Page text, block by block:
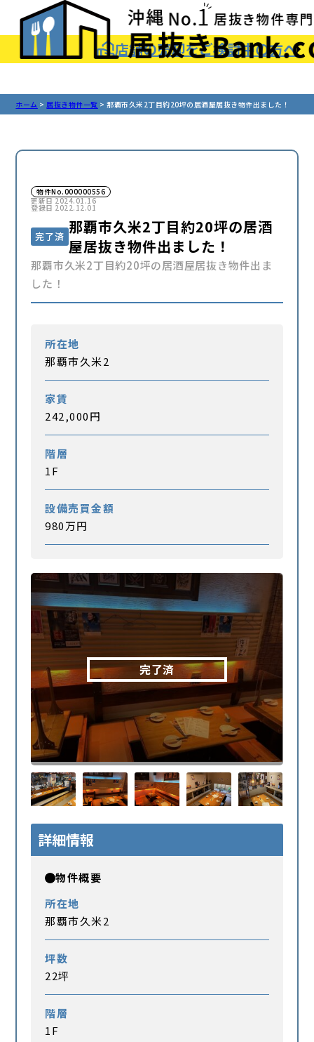
店舗の売却をご検討中の方へ
array(2) { ["p"]=> string(3) "206" ["post_type"]=>
string(5) "sales" }
ホーム 居抜き物件一覧 那覇市久米2丁目約20坪の居酒屋居抜き物件出ました！
物件No.000000556
更新日2024.01.16
登録日 2022.12.01
完了済 那覇市久米2丁目約20坪の居酒
屋居抜き物件出ました！
那覇市久米2丁目約20坪の居酒屋居抜き物件出ま
した！
所在地
那覇市久米2
家賃
242,000円
階層
1F
設備売買金額
980万円
完了済
詳細情報
物件概要
所在地
那覇市久米2
坪数
22坪
階層
1F